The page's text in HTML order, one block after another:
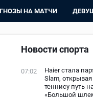
НА МАТЧИ
Новости спорта
07:02
Haier стала
Slam,
теннису путь
«Большой